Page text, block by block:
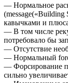
— Нормальное
кавычками и
— В том числе
потребовало бы
— Отсутствие
— Нормальный
— Форсирование
сильно